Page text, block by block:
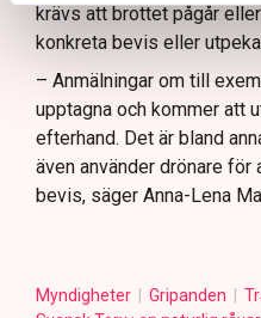
krävs att brottet pågår
konkreta bevis eller
– Anmälningar om till
upptagna och kommer att
efterhand. Det är bland
även använder drönare
bevis, säger Anna-Lena
Myndigheter Gripanden